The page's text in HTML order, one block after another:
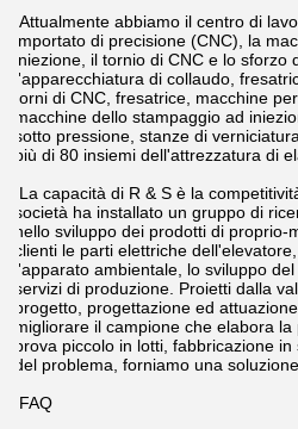
Attualmente abbiamo il centro di
importato di precisione (CNC), la
iniezione, il tornio di CNC e lo sforzo
l'apparecchiatura di collaudo,
torni di CNC, fresatrice, macchine
macchine dello stampaggio ad
sotto pressione, stanze di
più di 80 insiemi dell'attrezzatura di
La capacità di R & S è la
società ha installato un gruppo di
nello sviluppo dei prodotti di
clienti le parti elettriche
l'apparato ambientale, lo sviluppo
servizi di produzione. Proietti dalla
progetto, progettazione ed
migliorare il campione che elabora
prova piccolo in lotti, fabbricazione
del problema, forniamo una
FAQ